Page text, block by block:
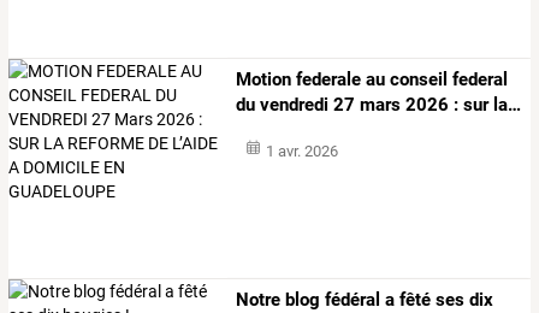
Motion federale au conseil federal
du vendredi 27 mars 2026 : surla…
1 avr. 2026
Notre blog fédéral a fêté ses dix